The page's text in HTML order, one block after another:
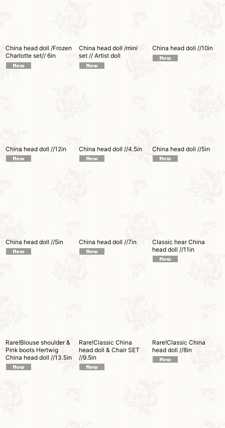
China head doll /Frozen
Charlotte set// 6in
China head doll /mini
set // Artist doll
China head doll //10in
China head doll //12in China head doll //4.5in China head doll //5in
China head doll //5in China head doll //7in
Classic hear China
head doll //11in
Rare!Blouse shoulder &
Pink boots Hertwig
China head doll //13.5in
Rare!Classic China
head doll & Chair SET
//9.5in
Rare!Classic China
head doll //8in